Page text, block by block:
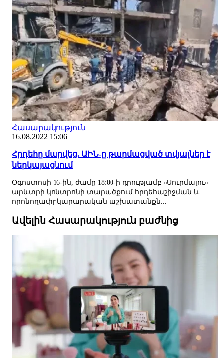
Հասարակություն
16.08.2022 15:06
Հրդեհը մարվեց. ԱԻՆ-ը թարմացված տվյալներ է
ներկայացնում
Օգոստոսի 16-ին, ժամը 18:00-ի դրությամբ «Սուրմալու»
արևտրի կոնտրոնի տարածքում հրդեհաշիջման և
որոնողափրկարարական աշխատանքն...
Ավելին Հասարակություն բաժնից